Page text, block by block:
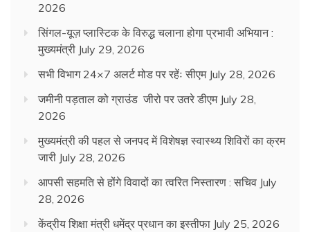
2026
सिंगल-यूज़ प्लास्टिक के विरुद्ध चलाना होगा प्रभावी अभियान :
मुख्यमंत्री July 29, 2026
सभी विभाग 24×7 अलर्ट मोड पर रहेंः सीएम July 28, 2026
जमीनी पड़ताल को ग्राउंड जीरो पर उतरे डीएम July 28,
2026
मुख्यमंत्री की पहल से जनपद में विशेषज्ञ स्वास्थ्य शिविरों का क्रम
जारी July 28, 2026
आपसी सहमति से होंगे विवादों का त्वरित निस्तारण : सचिव July
28, 2026
केंद्रीय शिक्षा मंत्री धमेंद्र प्रधान का इस्तीफा July 25, 2026